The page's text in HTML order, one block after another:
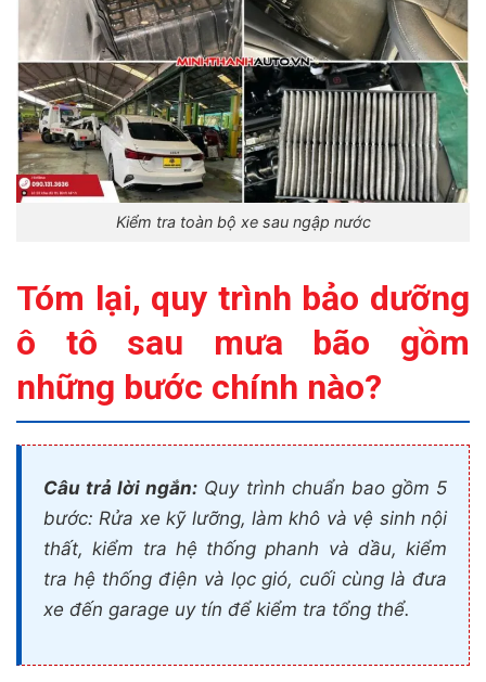
Kiểm tra toàn bộ xe sau ngập nước
Tóm lại, quy trình bảo dưỡng
ô tô sau mưa bão gồm
những bước chính nào?
Câu trả lời ngắn: Quy trình chuẩn bao gồm 5
bước: Rửa xe kỹ lưỡng, làm khô và vệ sinh nội
thất, kiểm tra hệ thống phanh và dầu, kiểm
tra hệ thống điện và lọc gió, cuối cùng là đưa
xe đến garage uy tín để kiểm tra tổng thể.